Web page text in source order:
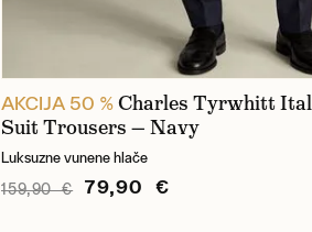
AKCIJA 50 %Charles Tyrwhitt
Suit Trousers — Navy
Luksuzne vunene hlače
159,90 € 79,90 €